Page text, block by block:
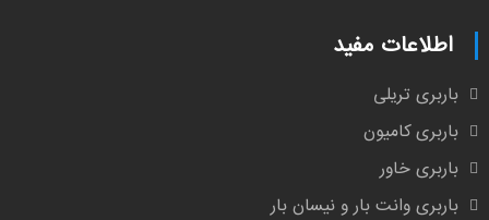
اطلاعات مفید
باربری تریلی
باربری کامیون
باربری خاور
باربری وانت بار و نیسان بار